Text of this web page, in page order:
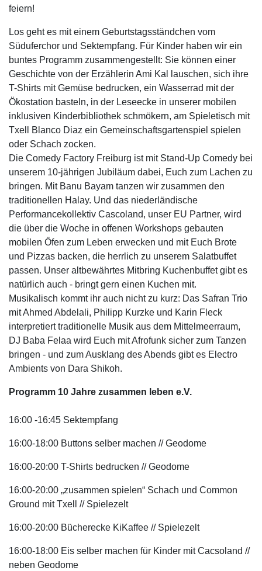
feiern!
Los geht es mit einem Geburtstagsständchen vom
Süduferchor und Sektempfang. Für Kinder haben wir ein
buntes Programm zusammengestellt: Sie können einer
Geschichte von der Erzählerin Ami Kal lauschen, sich ihre
T-Shirts mit Gemüse bedrucken, ein Wasserrad mit der
Ökostation basteln, in der Leseecke in unserer mobilen
inklusiven Kinderbibliothek schmökern, am Spieletisch mit
Txell Blanco Diaz ein Gemeinschaftsgartenspiel spielen
oder Schach zocken.
Die Comedy Factory Freiburg ist mit Stand-Up Comedy bei
unserem 10-jährigen Jubiläum dabei, Euch zum Lachen zu
bringen. Mit Banu Bayam tanzen wir zusammen den
traditionellen Halay. Und das niederländische
Performancekollektiv Cascoland, unser EU Partner, wird
die über die Woche in offenen Workshops gebauten
mobilen Öfen zum Leben erwecken und mit Euch Brote
und Pizzas backen, die herrlich zu unserem Salatbuffet
passen. Unser altbewährtes Mitbring Kuchenbuffet gibt es
natürlich auch - bringt gern einen Kuchen mit.
Musikalisch kommt ihr auch nicht zu kurz: Das Safran Trio
mit Ahmed Abdelali, Philipp Kurzke und Karin Fleck
interpretiert traditionelle Musik aus dem Mittelmeerraum,
DJ Baba Felaa wird Euch mit Afrofunk sicher zum Tanzen
bringen - und zum Ausklang des Abends gibt es Electro
Ambients von Dara Shikoh.
Programm 10 Jahre zusammen leben e.V.
16:00 -16:45 Sektempfang
16:00-18:00 Buttons selber machen // Geodome
16:00-20:00 T-Shirts bedrucken // Geodome
16:00-20:00 „zusammen spielen“ Schach und Common
Ground mit Txell // Spielezelt
16:00-20:00 Bücherecke KiKaffee // Spielezelt
16:00-18:00 Eis selber machen für Kinder mit Cacsoland //
neben Geodome